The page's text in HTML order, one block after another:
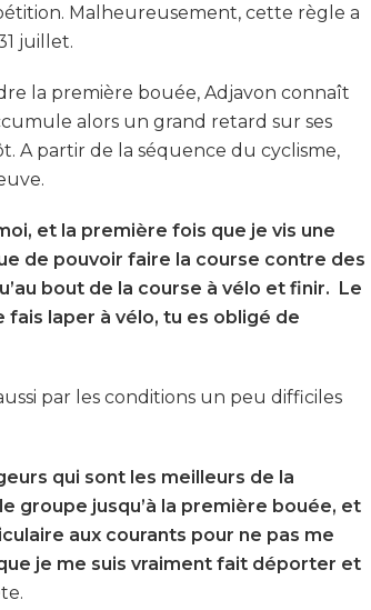
Malheureusement, cette règle a
juillet.
la première bouée, Adjavon connaît
alors un grand retard sur ses
A partir de la séquence du cyclisme,
et la première fois que je vis une
de pouvoir faire la course contre des
bout de la course à vélo et finir. Le
laper à vélo, tu es obligé de
par les conditions un peu difficiles
qui sont les meilleurs de la
groupe jusqu’à la première bouée, et
aux courants pour ne pas me
je me suis vraiment fait déporter et